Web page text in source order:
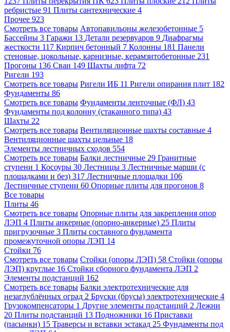
ребристые 91 Плиты сантехнические 4
Прочее 923
Смотреть все товары Автопавильоны железобетонные 5
Бассейны 3 Гаражи 13 Детали резервуаров 9 Диафрагмы
жесткости 117 Кирпич бетонный 7 Колонны 181 Панели
стеновые, цокольные, карнизные, керамзитобетонные 231
Прогоны 136 Сваи 149 Шахты лифта 72
Ригели 193
Смотреть все товары Ригели ИБ 11 Ригели опирания плит 182
Фундаменты 86
Смотреть все товары Фундаменты ленточные (ФЛ) 43
Фундаменты под колонну (стаканного типа) 43
Шахты 22
Смотреть все товары Вентиляционные шахты составные 4
Вентиляционные шахты цельные 18
Элементы лестничных сходов 554
Смотреть все товары Балки лестничные 29 Гранитные
ступени 1 Косоуры 30 Лестницы 3 Лестничные марши (с
площадками и без) 317 Лестничные площадки 106
Лестничные ступени 60 Опорные плиты для прогонов 8
Все товары
Плиты 46
Смотреть все товары Опорные плиты для закрепления опор
ЛЭП 4 Плиты анкерные (опорно-анкерные) 25 Плиты
пригрузочные 3 Плиты составного фундамента
промежуточной опоры ЛЭП 14
Стойки 76
Смотреть все товары Стойки (опоры ЛЭП) 58 Стойки (опоры
ЛЭП) круглые 16 Стойки сборного фундамента ЛЭП 2
Элементы подстанций 162
Смотреть все товары Балки электротехнические для
незаглублённых оград 2 Бруски (брусы) электротехнические 4
Грузокомпенсаторы 1 Другие элементы подстанций 2 Лежни
20 Плиты подстанций 13 Подножники 16 Приставки
(пасынки) 15 Траверсы и вставки эстакад 25 Фундаменты под